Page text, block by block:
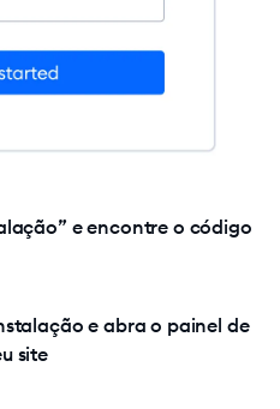
e encontre o código
e abra o painel de
site